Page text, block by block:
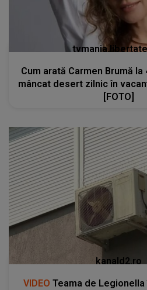
Cum arată Carmen Brumă la
mâncat desert zilnic în
[FOTO]
kanald2.ro
VIDEO Teama de